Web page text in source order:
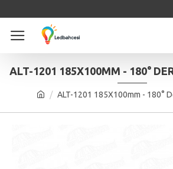
ALT-1201 185X100mm - 180°
ALT-1201 185X100MM - 180°